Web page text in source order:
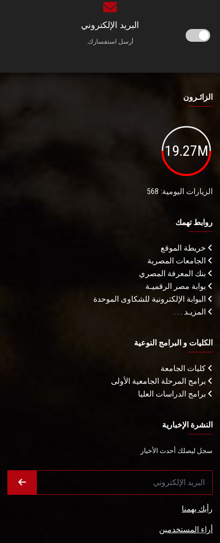
البريد الإلكتروني
أرسل استفسارك.
الزائـرون
19.27M
الزيارات اليومية: 568
روابط تهمك
خريطة الموقع
الجامعات المصرية
بنك المعرفة المصري
بوابة مصر الرقميـة
البوابة الإلكترونية للشكاوى الموحدة
المزيـد . . .
الكليات و البرامج النوعية
كليات الجامعة
برامج المرحلة الجامعية الأولى
برامج الدراسات العليا
النشرة الإخبارية
سجل ليصلك أحدث الأخبار
رأيك يهمنا
أراء المستخدمين